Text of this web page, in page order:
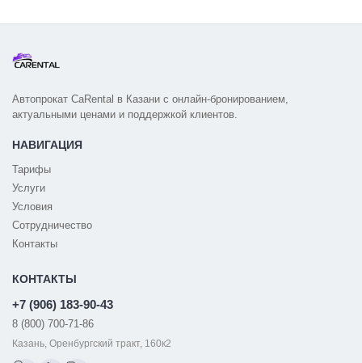
Автопрокат CaRental в Казани с онлайн-бронированием,
актуальными ценами и поддержкой клиентов.
НАВИГАЦИЯ
Тарифы
Услуги
Условия
Сотрудничество
Контакты
КОНТАКТЫ
+7 (906) 183-90-43
8 (800) 700-71-86
Казань, Оренбургский тракт, 160к2